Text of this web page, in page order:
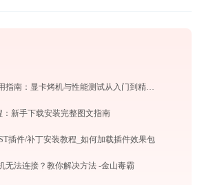
FurMark完全使用指南：显卡烤机与性能测试从入门到精通（2026最新）
：新手下载安装完整图文指南
插件/补丁安装教程_如何加载插件效果包
无法连接？教你解决方法 -金山毒霸